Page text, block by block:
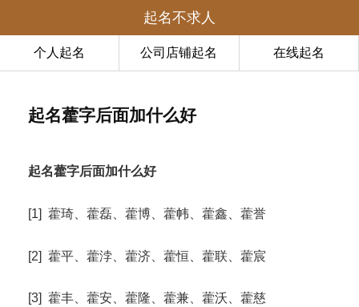
起名不求人
个人起名 公司店铺起名 在线起名
起名藿字后面加什么好
起名藿字后面加什么好
[1] 藿琦、藿磊、藿博、藿帏、藿鑫、藿誉
[2] 藿平、藿浡、藿济、藿恒、藿联、藿宸
[3] 藿丰、藿安、藿隆、藿兼、藿沃、藿慈